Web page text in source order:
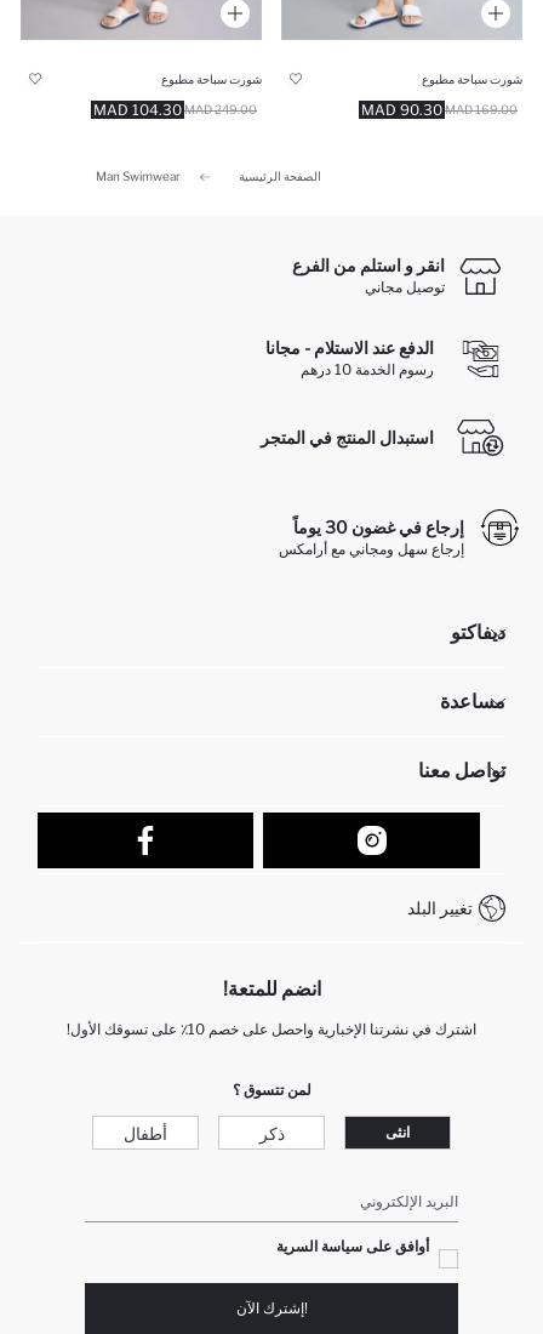
شورت سباحة مطبوع
90.30 MAD 169.00 MAD
شورت سباحة مطبوع
104.30 MAD 249.00 MAD
الصفحة الرئيسية Man Swimwear
انقر و استلم من الفرع
توصيل مجاني
الدفع عند الاستلام - مجانا
رسوم الخدمة 10 درهم
استبدال المنتج في المتجر
إرجاع في غضون 30 يوماً
إرجاع سهل ومجاني مع أرامكس
ديفاكتو
تعرف علينا
مساعدة
عمليات الارجاع و الاستبدال السهلة
تتبع الشحنة
كيف يمكنك التسوق في ديفاكتو ؟
كيف تدفع في ديفاكتو؟
تواصل معنا
نموذج الاتصال
+212 525 076 633 خدمة العملاء
تغيير البلد
انضم للمتعة!
اشترك في نشرتنا الإخبارية واحصل على خصم 10٪ على تسوقك الأول!
لمن تتسوق ؟
انثى ذكر أطفال
البريد الإلكتروني
أوافق على سياسة السرية
!إشترك الآن